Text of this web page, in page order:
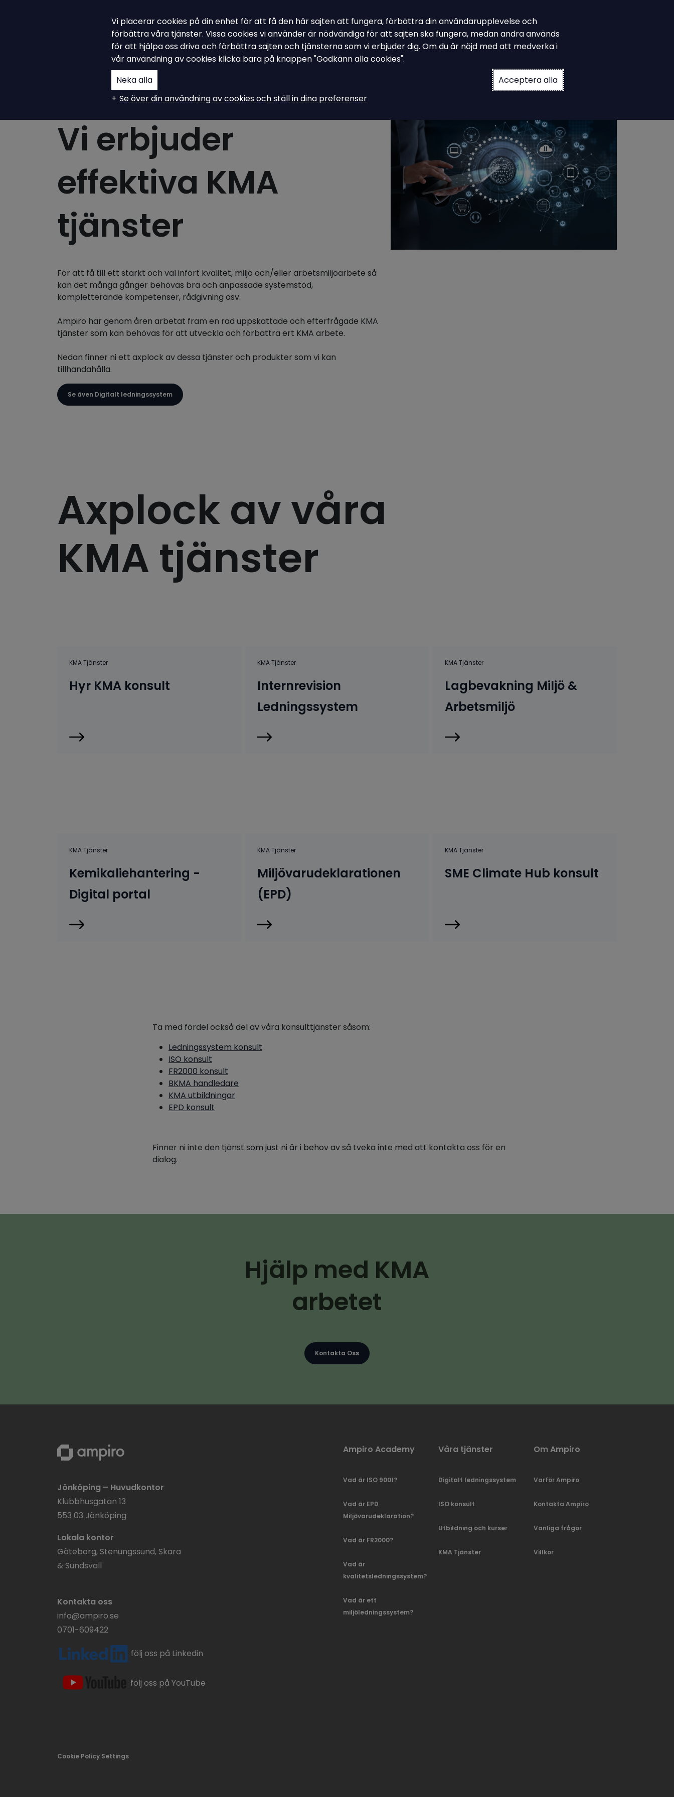
Ampiro Academy Våra tjänster Toggle Dropdown
Om Ampiro Toggle Dropdown
Vi erbjuder
effektiva KMA
tjänster
För att få till ett starkt och väl infört kvalitet, miljö och/eller arbetsmiljöarbete så
kan det många gånger behövas bra och anpassade systemstöd,
kompletterande kompetenser, rådgivning osv.
Ampiro har genom åren arbetat fram en rad uppskattade och efterfrågade KMA
tjänster som kan behövas för att utveckla och förbättra ert KMA arbete.
Nedan finner ni ett axplock av dessa tjänster och produkter som vi kan
tillhandahålla.
Se även Digitalt ledningssystem
Axplock av våra
KMA tjänster
KMA Tjänster
Hyr KMA konsult
KMA Tjänster
Internrevision
Ledningssystem
KMA Tjänster
Lagbevakning Miljö &
Arbetsmiljö
KMA Tjänster
Kemikaliehantering -
Digital portal
KMA Tjänster
Miljövarudeklarationen
(EPD)
KMA Tjänster
SME Climate Hub konsult
Ta med fördel också del av våra konsulttjänster såsom:
Ledningssystem konsult
ISO konsult
FR2000 konsult
BKMA handledare
KMA utbildningar
EPD konsult
Finner ni inte den tjänst som just ni är i behov av så tveka inte med att kontakta oss för en
dialog.
Hjälp med KMA
arbetet
Kontakta Oss
Jönköping – Huvudkontor
Klubbhusgatan 13
553 03 Jönköping
Lokala kontor
Göteborg, Stenungssund, Skara
& Sundsvall
Kontakta oss
info@ampiro.se
0701-609422
följ oss på Linkedin
följ oss på YouTube
Ampiro Academy
Vad är ISO 9001?
Vad är EPD
Miljövarudeklaration?
Vad är FR2000?
Vad är
kvalitetsledningssystem?
Vad är ett
miljöledningssystem?
Våra tjänster
Digitalt ledningssystem
ISO konsult
Utbildning och kurser
KMA Tjänster
Om Ampiro
Varför Ampiro
Kontakta Ampiro
Vanliga frågor
Villkor
Cookie Policy Settings
Vi placerar cookies på din enhet för att få den här sajten att fungera, förbättra din användarupplevelse och
förbättra våra tjänster. Vissa cookies vi använder är nödvändiga för att sajten ska fungera, medan andra används
för att hjälpa oss driva och förbättra sajten och tjänsterna som vi erbjuder dig. Om du är nöjd med att medverka i
vår användning av cookies klicka bara på knappen "Godkänn alla cookies".
Acceptera alla
Neka alla
Se över din användning av cookies och ställ in dina preferenser